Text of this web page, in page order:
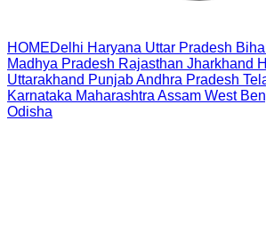
HOMEDelhi Haryana Uttar Pradesh
Madhya Pradesh Rajasthan Jharkhand
Uttarakhand PunjabAndhra Pradesh
Karnataka Maharashtra Assam West
Odisha